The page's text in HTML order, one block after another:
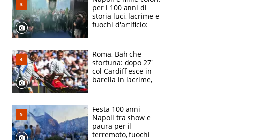
per i 100 anni di
storia luci, lacrime e
fuochi d'artificio: De
Roma, Bah che
sfortuna: dopo 27'
col Cardiff esce in
barella in lacrime,
prendono 3 gol in
45'
Festa 100 anni
Napoli tra show e
paura per il
terremoto, fuochi